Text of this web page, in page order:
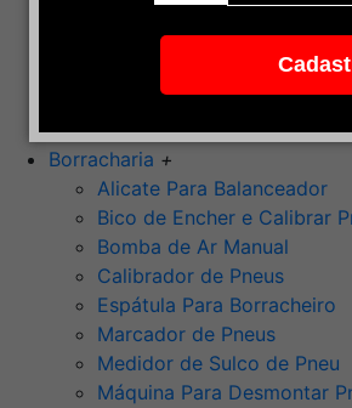
Pasta Para Assentar Válvula
Pedra de Afiar
Ponta Montada (Oxido de
Rebolos
Borracharia +
Alicate Para Balanceador
Bico de Encher e Calibrar
Bomba de Ar Manual
Calibrador de Pneus
Espátula Para Borracheiro
Marcador de Pneus
Medidor de Sulco de Pneu
Máquina Para Desmontar